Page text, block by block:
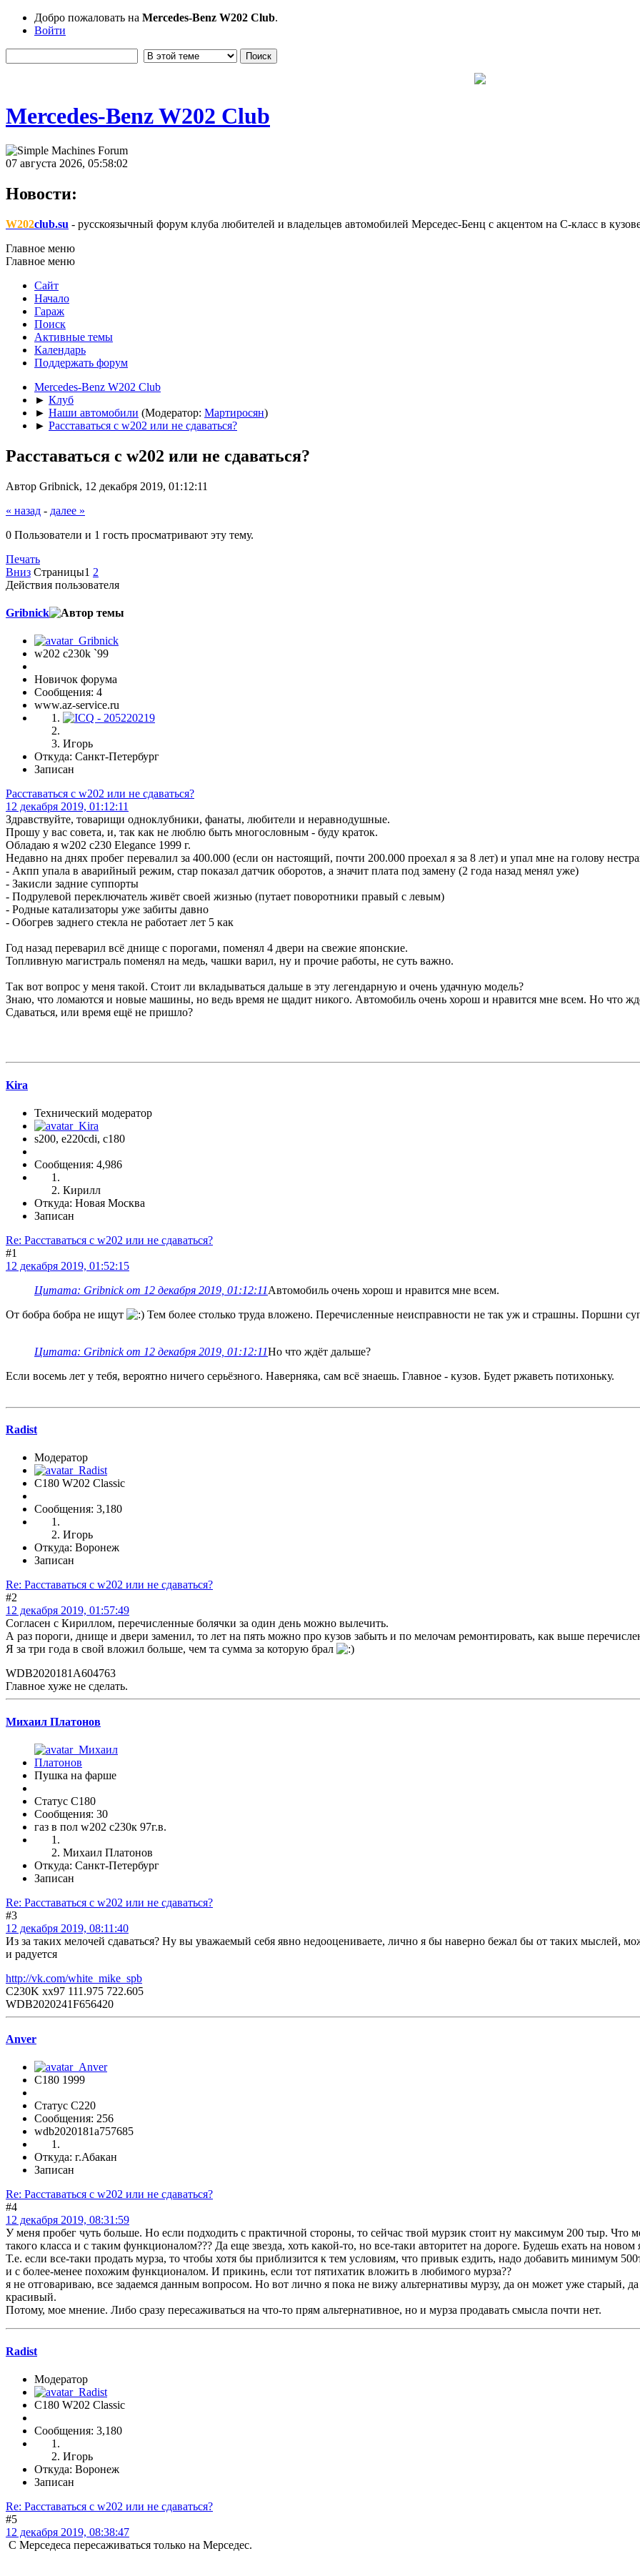
Добро пожаловать на Mercedes-Benz W202 Club.
Войти
Mercedes-Benz W202 Club
07 августа 2026, 05:58:02
Новости:
W202club.su - русскоязычный форум клуба любителей и владельцев автомобилей Мерседес-Бенц с акцентом на C-класс в
Главное меню
Главное меню
Сайт
Начало
Гараж
Поиск
Активные темы
Календарь
Поддержать форум
Mercedes-Benz W202 Club
► Клуб
► Наши автомобили (Модератор: Мартиросян)
► Расставаться с w202 или не сдаваться?
Расставаться с w202 или не сдаваться?
Автор Gribnick, 12 декабря 2019, 01:12:11
« назад - далее »
0 Пользователи и 1 гость просматривают эту тему.
Печать
Вниз Страницы1 2
Действия пользователя
Gribnick
w202 c230k `99
Новичок форума
Сообщения: 4
www.az-service.ru
Игорь
Откуда: Санкт-Петербург
Записан
Расставаться с w202 или не сдаваться?
12 декабря 2019, 01:12:11
Здравствуйте, товарищи одноклубники, фанаты, любители и неравнодушные.
Прошу у вас совета, и, так как не люблю быть многословным - буду краток.
Обладаю я w202 c230 Elegance 1999 г.
Недавно на днях пробег перевалил за 400.000 (если он настоящий, почти 200.000 проехал я за 8 лет) и упал мне на голову
- Акпп упала в аварийный режим, стар показал датчик оборотов, а значит плата под замену (2 года назад менял уже)
- Закисли задние суппорты
- Подрулевой переключатель живёт своей жизнью (путает поворотники правый с левым)
- Родные катализаторы уже забиты давно
- Обогрев заднего стекла не работает лет 5 как
Год назад переварил всё днище с порогами, поменял 4 двери на свежие японские.
Топливную магистраль поменял на медь, чашки варил, ну и прочие работы, не суть важно.
Так вот вопрос у меня такой. Стоит ли вкладываться дальше в эту легендарную и очень удачную модель?
Знаю, что ломаются и новые машины, но ведь время не щадит никого. Автомобиль очень хорош и нравится мне всем. Но что
Сдаваться, или время ещё не пришло?
Kira
Технический модератор
s200, е220cdi, с180
Сообщения: 4,986
Кирилл
Откуда: Новая Москва
Записан
Re: Расставаться с w202 или не сдаваться?
#1
12 декабря 2019, 01:52:15
Цитата: Gribnick от 12 декабря 2019, 01:12:11Автомобиль очень хорош и нравится мне всем.
От бобра бобра не ищут
Тем более столько труда вложено. Перечисленные неисправности не так уж и страшны. Поршни
Цитата: Gribnick от 12 декабря 2019, 01:12:11Но что ждёт дальше?
Если восемь лет у тебя, вероятно ничего серьёзного. Наверняка, сам всё знаешь. Главное - кузов. Будет ржаветь потихоньку.
Radist
Модератор
C180 W202 Classic
Сообщения: 3,180
Игорь
Откуда: Воронеж
Записан
Re: Расставаться с w202 или не сдаваться?
#2
12 декабря 2019, 01:57:49
Согласен с Кириллом, перечисленные болячки за один день можно вылечить.
А раз пороги, днище и двери заменил, то лет на пять можно про кузов забыть и по мелочам ремонтировать, как выше
Я за три года в свой вложил больше, чем та сумма за которую брал
WDB2020181A604763
Главное хуже не сделать.
Михаил Платонов
Пушка на фарше
Статус C180
Сообщения: 30
газ в пол w202 с230к 97г.в.
Михаил Платонов
Откуда: Санкт-Петербург
Записан
Re: Расставаться с w202 или не сдаваться?
#3
12 декабря 2019, 08:11:40
Из за таких мелочей сдаваться? Ну вы уважаемый себя явно недооцениваете, лично я бы наверно бежал бы от таких мыслей,
и радуется
http://vk.com/white_mike_spb
C230K xx97 111.975 722.605
WDB2020241F656420
Anver
C180 1999
Статус C220
Сообщения: 256
wdb2020181a757685
Откуда: г.Абакан
Записан
Re: Расставаться с w202 или не сдаваться?
#4
12 декабря 2019, 08:31:59
У меня пробег чуть больше. Но если подходить с практичной стороны, то сейчас твой мурзик стоит ну максимум 200 тыр. Что
такого класса и с таким функционалом??? Да еще звезда, хоть какой-то, но все-таки авторитет на дороге. Будешь ехать на
Т.е. если все-таки продать мурза, то чтобы хотя бы приблизится к тем условиям, что привык ездить, надо добавить минимум
и с более-менее похожим функционалом. И прикинь, если тот пятихатик вложить в любимого мурза??
я не отговариваю, все задаемся данным вопросом. Но вот лично я пока не вижу альтернативы мурзу, да он может уже старый,
красивый.
Потому, мое мнение. Либо сразу пересаживаться на что-то прям альтернативное, но и мурза продавать смысла почти нет.
Radist
Модератор
C180 W202 Classic
Сообщения: 3,180
Игорь
Откуда: Воронеж
Записан
Re: Расставаться с w202 или не сдаваться?
#5
12 декабря 2019, 08:38:47
С Мерседеса пересаживаться только на Мерседес.